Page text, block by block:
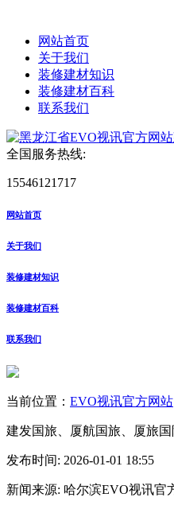
网站首页
关于我们
装修建材知识
装修建材百科
联系我们
全国服务热线:
15546121717
网站首页
关于我们
装修建材知识
装修建材百科
联系我们
当前位置： EVO视讯官方网站
建发国旅、厦航国旅、厦旅
发布时间: 2026-01-01 18:55
新闻来源: 哈尔滨EVO视讯官